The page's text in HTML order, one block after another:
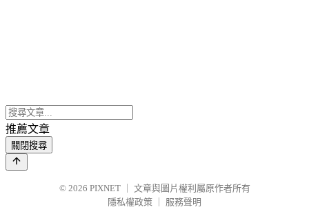
推薦文章
關閉搜尋
© 2026 PIXNET
文章與圖片權利屬原作者所有
隱私權政策
服務聲明